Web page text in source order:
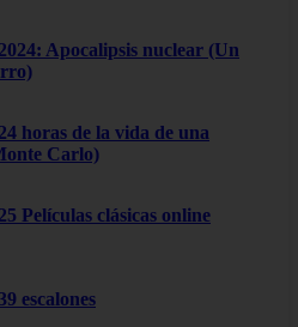
Apocalipsis nuclear (Un
horas de la vida de una
Carlo)
Películas clásicas online
escalones